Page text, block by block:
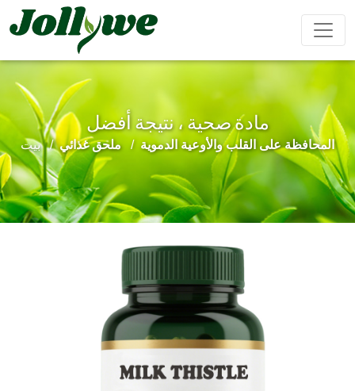
تخفيف
الإمساك
مكمل
غذائي
لإنقاص
الوزن
تحسين
المناعة
تعزيز
الذكور
تحسين
النوم
مكملات
غذائية
للأطفال
الوزن
حبوب كبسولات مشروب بودرة
أكياس الشاي
مادة صحية ، نتيجة أفضل
بيت ملحق غذائي المحافظة على القلب والأوعية الدموية